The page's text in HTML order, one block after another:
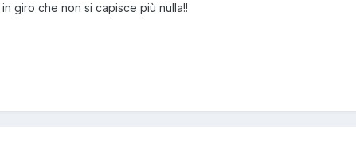
giro che non si capisce più nulla!!